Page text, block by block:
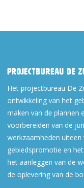
Projectbureau De
Het projectbureau De
ontwikkeling van het
maken van de plannen
voorbereiden van de
werkzaamheden
gebiedspromotie en
het aanleggen van de
de oplevering van de